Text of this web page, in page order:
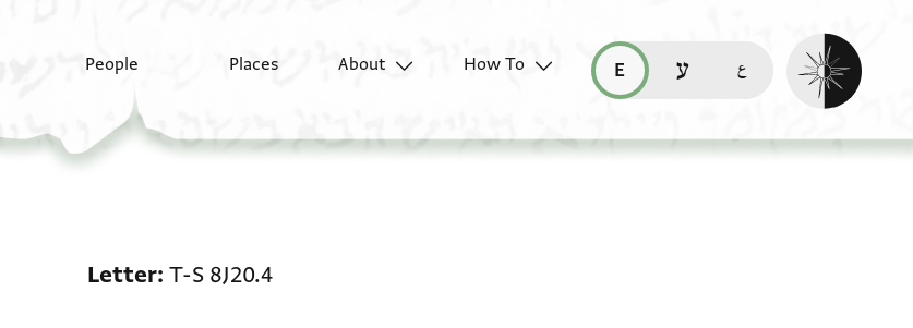
People Places About
How To
read this page in English (en)
קריאת העמוד ב-עברית (he)
Enable dark
Letter T-S 8J20.4